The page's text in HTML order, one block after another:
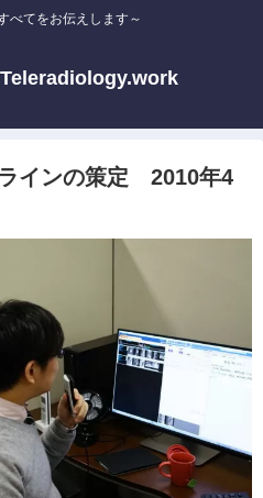
べてをお伝えします～
インの策定 2010年4